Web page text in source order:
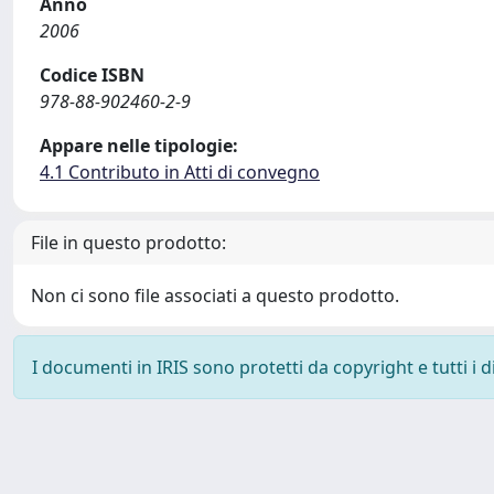
2006
Codice ISBN
978-88-902460-2-9
Appare nelle tipologie:
4.1 Contributo in Atti di convegno
File in questo prodotto:
Non ci sono file associati a questo prodotto.
I documenti in IRIS sono protetti da copyright e tutti i